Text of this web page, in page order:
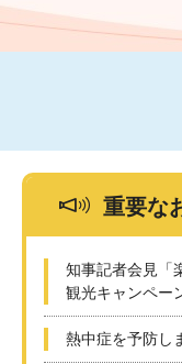
文
重要な
知事記者会見「
観光キャンペー
熱中症を予防し